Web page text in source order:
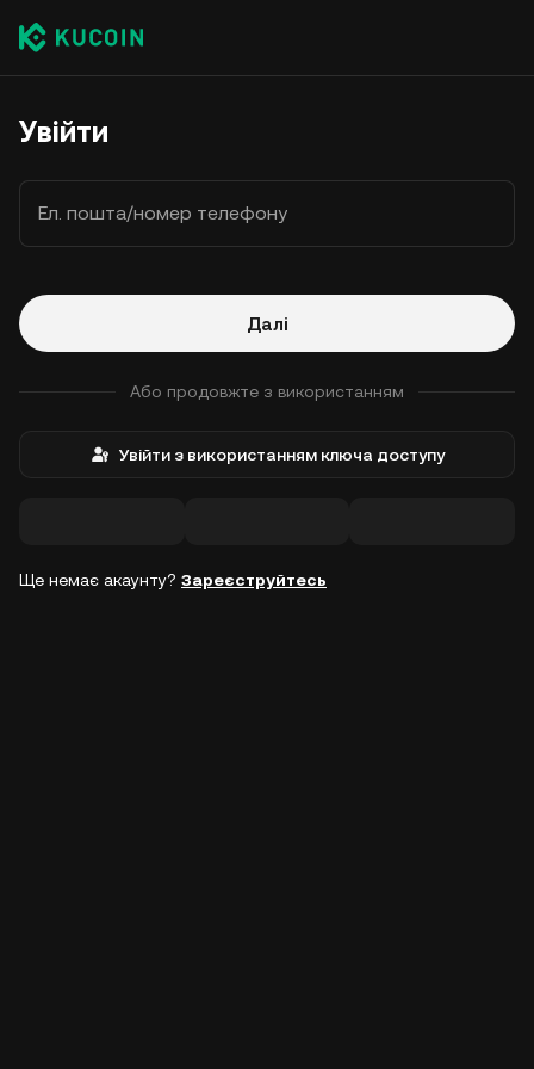
Увійти
Ел. пошта/номер телефону
Далі
Або продовжте з використанням
Увійти з використанням ключа доступу
Ще немає акаунту? Зареєструйтесь